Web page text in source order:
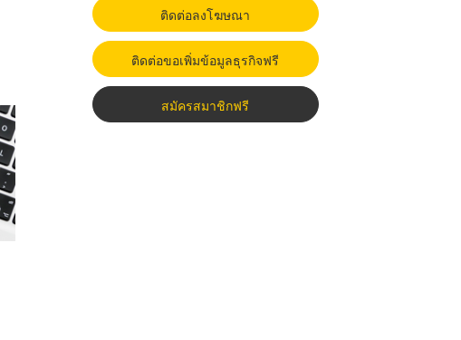
ติดต่อลงโฆษณา
ติดต่อขอเพิ่มข้อมูลธุรกิจฟรี
สมัครสมาชิกฟรี